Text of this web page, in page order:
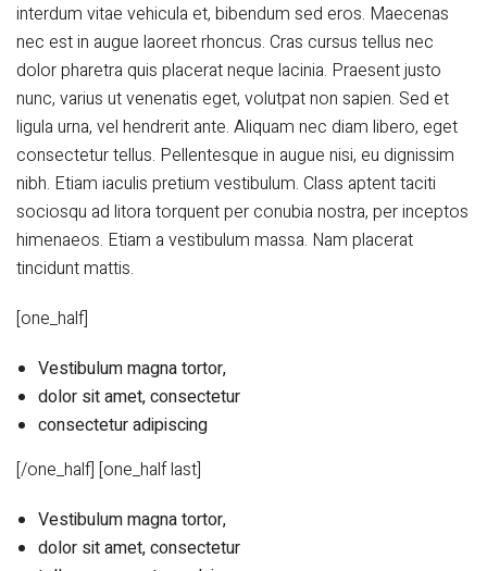
interdum vitae vehicula et, bibendum sed eros. Maecenas
nec est in augue laoreet rhoncus. Cras cursus tellus nec
dolor pharetra quis placerat neque lacinia. Praesent justo
nunc, varius ut venenatis eget, volutpat non sapien. Sed et
ligula urna, vel hendrerit ante. Aliquam nec diam libero, eget
consectetur tellus. Pellentesque in augue nisi, eu dignissim
nibh. Etiam iaculis pretium vestibulum. Class aptent taciti
sociosqu ad litora torquent per conubia nostra, per inceptos
himenaeos. Etiam a vestibulum massa. Nam placerat
tincidunt mattis.
[one_half]
Vestibulum magna tortor,
dolor sit amet, consectetur
consectetur adipiscing
[/one_half] [one_half last]
Vestibulum magna tortor,
dolor sit amet, consectetur